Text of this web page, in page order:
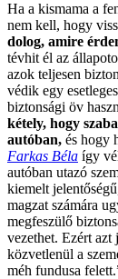
Ha a kismama a
nem kell, hogy
dolog, amire
tévhit él az
azok teljesen
védik egy
biztonsági öv
kétely, hogy
autóban, és hogy
Farkas Béla így
autóban utazó
kiemelt
magzat számára
megfeszülő
vezethet. Ezért azt
közvetlenül a
méh fundusa